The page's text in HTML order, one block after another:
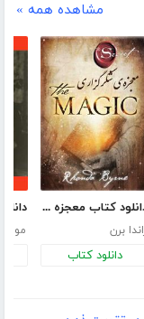
مشاهده همه »
دانلود کتاب معجزه شکرگزاری (جادو)
برن
دانلود کتاب